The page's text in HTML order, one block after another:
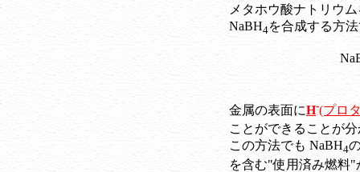
メタホウ酸ナトリウ
NaBH4を合成する方
金属の表面にH-(プロ
ことができることが
この方法でも NaBH4
を含む"使用済み燃料"